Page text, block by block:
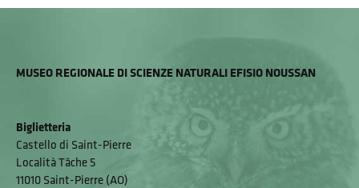
MUSEO REGIONALE DI SCIENZE NATURALI EFISIO NOUSSAN
Biglietteria
Castello di Saint-Pierre
Località Tâche 5
11010 Saint-Pierre (AO)